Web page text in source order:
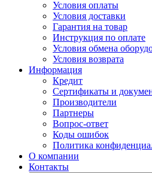
Условия оплаты
Условия доставки
Гарантия на товар
Инструкция по оплате
Условия обмена
Условия возврата
Информация
Кредит
Сертификаты и
Производители
Партнеры
Вопрос-ответ
Коды ошибок
Политика
О компании
Контакты